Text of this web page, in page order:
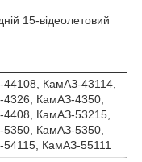
15-відеолетовий
КамАЗ-43114,
КамАЗ-4350,
КамАЗ-53215,
КамАЗ-5350,
КамАЗ-55111